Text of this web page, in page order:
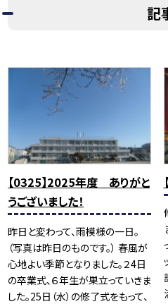
記
【0325】2025年度 ありがと
うございました！
昨日と変わって、雨模様の一日。
（写真は昨日のものです。） 春風が
心地よい季節となりました。２4日
の卒業式、６年生が巣立っていきま
した。25日（水）の修了式をもって、